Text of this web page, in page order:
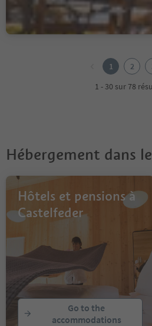
1 2
1 - 30 sur 78
Hébergement dans
Hôtels et pensions à
Castelfeder
Go to the
accommodations